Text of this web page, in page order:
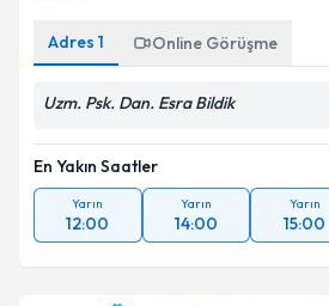
Adres 1 Online Görüşme
Uzm. Psk. Dan. Esra Bildik
En Yakın Saatler
Yarın
12:00
Yarın
14:00
Yarın
15:00